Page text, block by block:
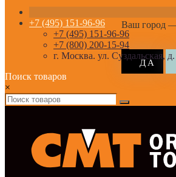
Ваш город
+7 (495) 151-96-96
+7 (495) 151-96-96
+7 (800) 200-15-94
г. Москва. ул. Суздальская,
Поиск товаров
×